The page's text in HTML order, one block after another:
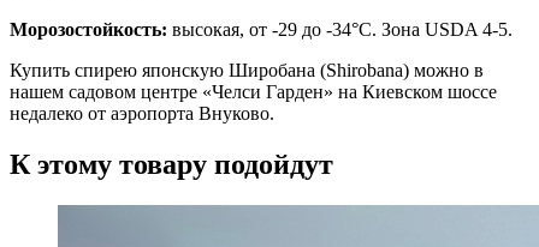
Морозостойкость: высокая, от -29 до -34°C. Зона USDA 4-5.
Купить спирею японскую Широбана (Shirobana) можно в
нашем садовом центре «Челси Гарден» на Киевском шоссе
недалеко от аэропорта Внуково.
К этому товару подойдут